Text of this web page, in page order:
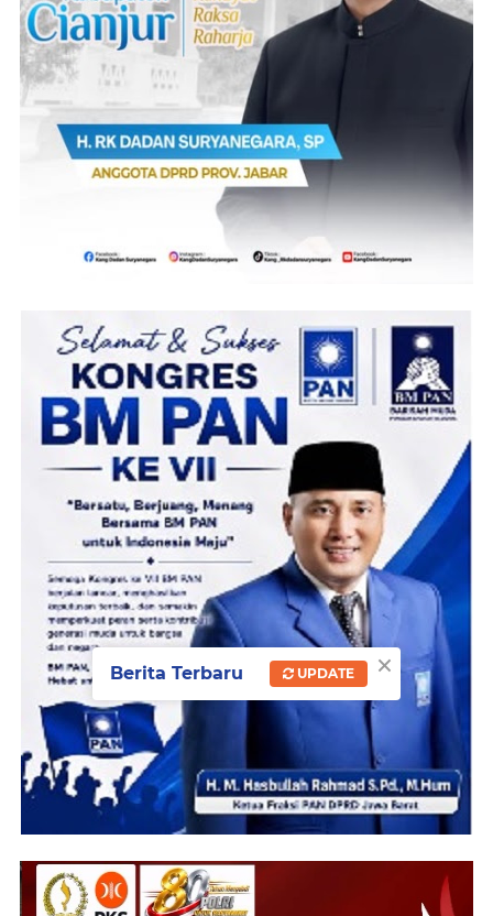
×
Berita Terbaru UPDATE